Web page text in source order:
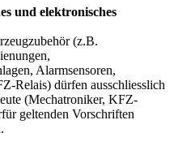
und elektronisches
(z.B.
Alarmsensoren,
Relais) dürfen ausschliesslich
(Mechatroniker, KFZ-
geltenden Vorschriften